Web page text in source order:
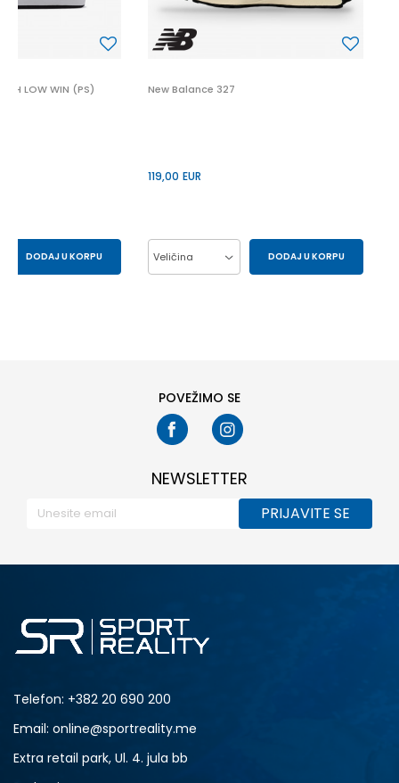
LOW WIN (PS)
DODAJ U KORPU
New Balance 327
119,00 EUR
Veličina DODAJ U KORPU
POVEŽIMO SE
NEWSLETTER
PRIJAVITE SE
Telefon: +382 20 690 200
Email: online@sportreality.me
Extra retail park, Ul. 4. jula bb